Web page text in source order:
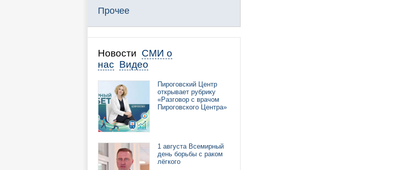
Прочее
Новости СМИ о
нас Видео
Пироговский Центр
открывает рубрику
«Разговор с врачом
Пироговского Центра»
1 августа Всемирный
день борьбы с раком
лёгкого